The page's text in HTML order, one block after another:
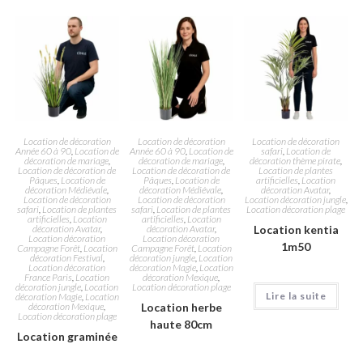
Location de décoration
Année 60 à 90, Location de
décoration de mariage,
Location de décoration de
Pâques Location de
décoration Médiévale
Location de décoration
safari Location de plantes
artificielles Location
décoration Avatar,
Location décoration
Campagne Forêt, Location
décoration Festival,
Location décoration
France Paris Location
décoration jungle Location
décoration Magie, Location
décoration Mexique
Location décoration plage
Location graminée
Location de décoration
Année 60 à 90, Location de
décoration de mariage,
Location de décoration de
Pâques Location de
décoration Médiévale
Location de décoration
safari Location de plantes
artificielles Location
décoration Avatar,
Location décoration
Campagne Forêt, Location
décoration jungle Location
décoration Magie, Location
décoration Mexique
Location décoration plage
Location herbe
haute 80cm
Location de décoration
safari Location de
décoration thème pirate
Location de plantes
artificielles Location
décoration Avatar,
Location décoration jungle,
Location décoration plage
Location kentia
1m50
Lire la suite